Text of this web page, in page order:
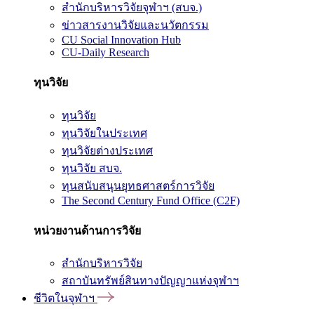
สำนักบริหารวิจัยจุฬาฯ (สบจ.)
ข่าวสารงานวิจัยและนวัตกรรม
CU Social Innovation Hub
CU-Daily Research
ทุนวิจัย
ทุนวิจัย
ทุนวิจัยในประเทศ
ทุนวิจัยต่างประเทศ
ทุนวิจัย สบจ.
ทุนสนับสนุนยุทธศาสตร์การวิจัย
The Second Century Fund Office (C2F)
หน่วยงานด้านการวิจัย
สำนักบริหารวิจัย
สถาบันทรัพย์สินทางปัญญาแห่งจุฬาฯ
ชีวิตในจุฬาฯ